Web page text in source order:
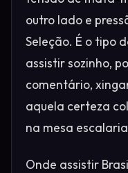
outro lado e
Seleção. É o tipo
assistir sozinho,
comentário,
aquela certeza
na mesa
Onde assistir